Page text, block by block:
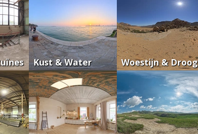
Kust & Water Woestijn & Droog